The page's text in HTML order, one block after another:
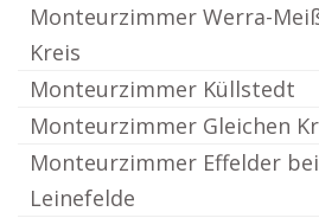
Monteurzimmer Werra-
Kreis
Monteurzimmer Küllstedt
Monteurzimmer Gleichen
Monteurzimmer Effelder bei
Leinefelde